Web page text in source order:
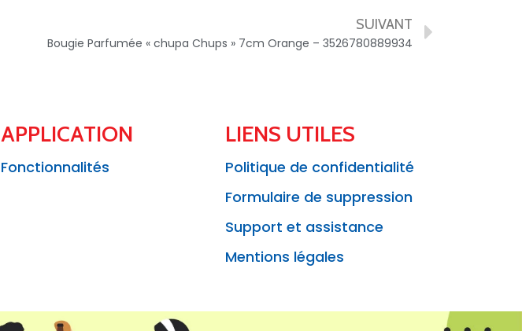
SUIVANT
Bougie Parfumée « chupa Chups » 7cm Orange – 3526780889934
APPLICATION
Fonctionnalités
LIENS UTILES
Politique de confidentialité
Formulaire de suppression
Support et assistance
Mentions légales